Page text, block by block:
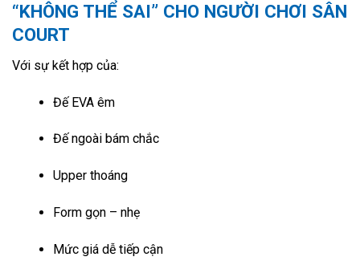
“KHÔNG THỂ SAI” CHO NGƯỜI CHƠI SÂN
COURT
Với sự kết hợp của:
Đế EVA êm
Đế ngoài bám chắc
Upper thoáng
Form gọn – nhẹ
Mức giá dễ tiếp cận